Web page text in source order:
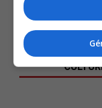
SOUTENIR NOS